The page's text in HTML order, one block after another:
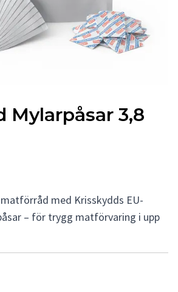
Mylarpåsar 3,8
med Krisskydds EU-
– för trygg matförvaring i upp